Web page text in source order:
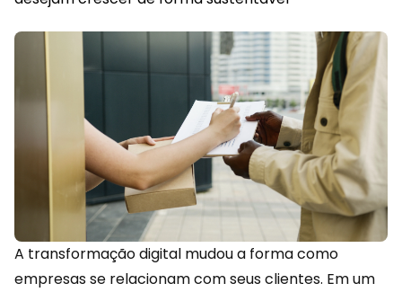
A transformação digital mudou a forma como
empresas se relacionam com seus clientes. Em um